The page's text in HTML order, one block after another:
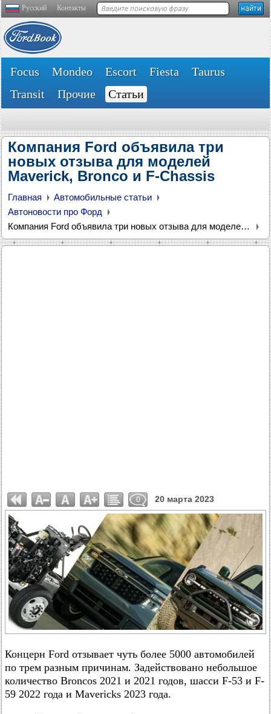
Русский Контакты
Focus Mondeo Escort Fiesta
Taurus
Transit
Прочие Статьи
Компания Ford объявила три
новых отзыва для моделей
Maverick, Bronco и F-Chassis
Главная
Автомобильные статьи
Автоновости про Форд
Компания Ford объявила три новых отзыва для моделей Maverick, Bronco и F-Chassis
0 20 марта 2023
Концерн Ford отзывает чуть более 5000 автомобилей
по трем разным причинам. Задействовано небольшое
количество Broncos 2021 и 2021 годов, шасси F-53 и F-
59 2022 года и Mavericks 2023 года.